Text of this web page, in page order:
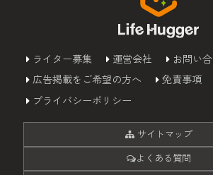
ライター募集 運営会社
お問い
広告掲載をご希望の方へ
免責事項
プライバシーポリシー
サイトマップ
よくある質問